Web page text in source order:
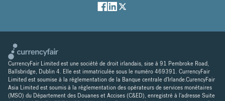
CurrencyFair Limited est une société de droit irlandais, sise à 91 Pembroke Road,
Ballsbridge, Dublin 4. Elle est immatriculée sous le numéro 469391. CurrencyFair
Limited est soumise à la réglementation de la Banque centrale d'Irlande.CurencyFair
Asia Limited est soumis à la réglementation des opérateurs de services monétaires
(MSO) du Département des Douanes et Accises (C&ED), enregistré à l'adresse Suite